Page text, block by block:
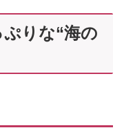
りな“海の